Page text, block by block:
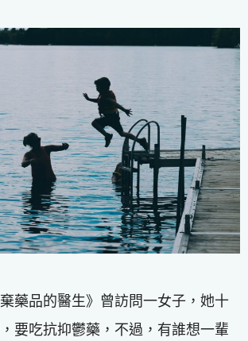
藥品的醫生》曾訪問一女子，她十
要吃抗抑鬱藥，不過，有誰想一輩